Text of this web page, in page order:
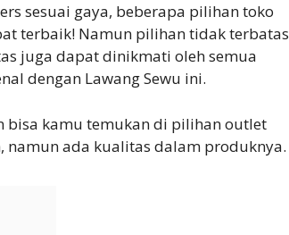
sesuai gaya, beberapa pilihan toko
terbaik! Namun pilihan tidak terbatas
juga dapat dinikmati oleh semua
dengan Lawang Sewu ini.
bisa kamu temukan di pilihan outlet
namun ada kualitas dalam produknya.